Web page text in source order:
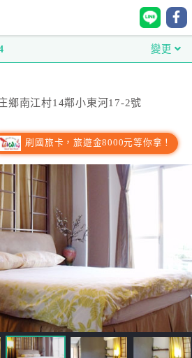
變更
鄉南江村14鄰小東河17-2號
刷國旅卡，旅遊金8000元等你拿！